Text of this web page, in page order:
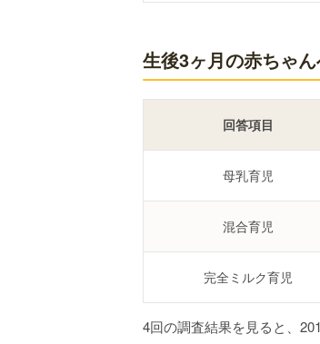
生後3ヶ月の赤ちゃ
回答項目
母乳育児
混合育児
完全ミルク育児
4回の調査結果を見ると、